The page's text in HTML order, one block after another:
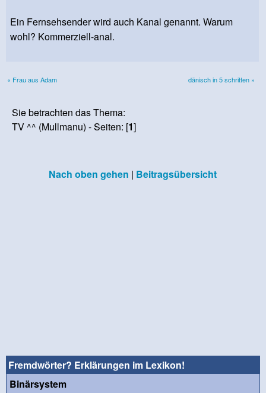
Ein Fernsehsender wird auch Kanal genannt. Warum
wohl? Kommerziell-anal.
« Frau aus Adam dänisch in 5 schritten »
Sie betrachten das Thema:
TV ^^ (Mullmanu) - Seiten: [1]
Nach oben gehen | Beitragsübersicht
Fremdwörter? Erklärungen im Lexikon!
Binärsystem